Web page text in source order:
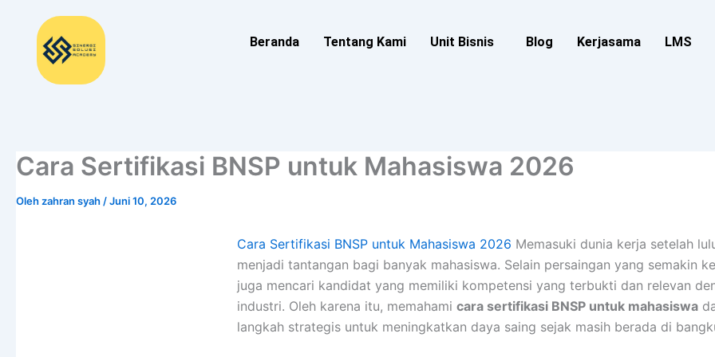
Beranda Tentang Kami Unit Bisnis Blog Kerjasama LMS
Cara Sertifikasi BNSP untuk Mahasiswa 2026
Olehzahran syah/Juni 10, 2026
Cara Sertifikasi BNSP untuk Mahasiswa 2026 Memasuki dunia kerja setelah
menjadi tantangan bagi banyak mahasiswa. Selain persaingan yang semakin
juga mencari kandidat yang memiliki kompetensi yang terbukti dan relevan
industri. Oleh karena itu, memahami cara sertifikasi BNSP untuk mahasiswa
langkah strategis untuk meningkatkan daya saing sejak masih berada di